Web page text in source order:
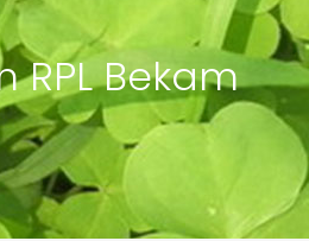
RPL Bekam